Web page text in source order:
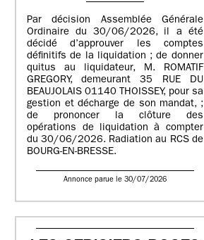
Par décision Assemblée Générale
Ordinaire du 30/06/2026, il a été
décidé d’approuver les comptes
définitifs de la liquidation ; de donner
quitus au liquidateur, M. ROMATIF
GREGORY, demeurant 35 RUE DU
BEAUJOLAIS 01140 THOISSEY, pour sa
gestion et décharge de son mandat, ;
de prononcer la clôture des
opérations de liquidation à compter
du 30/06/2026. Radiation au RCS de
BOURG-EN-BRESSE.
Annonce parue le 30/07/2026